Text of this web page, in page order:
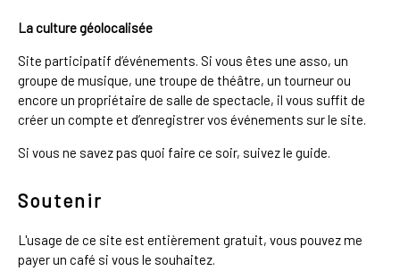
La culture géolocalisée
Site participatif d’événements. Si vous êtes une asso, un
groupe de musique, une troupe de théâtre, un tourneur ou
encore un propriétaire de salle de spectacle, il vous suffit de
créer un compte et d’enregistrer vos événements sur le site.
Si vous ne savez pas quoi faire ce soir, suivez le guide.
Soutenir
L'usage de ce site est entièrement gratuit, vous pouvez me
payer un café si vous le souhaitez.